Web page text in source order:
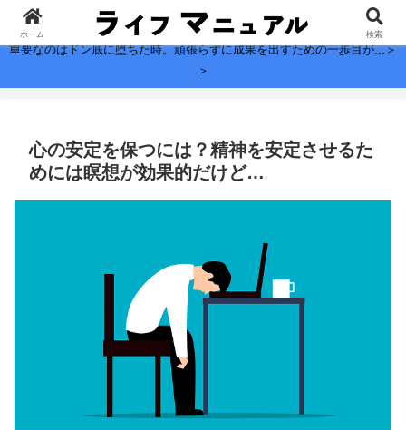
子どもに残したい、お金よりも大切なこと。
重要なのはドン底に堕ちた時。頑張らずに成果を出すための一歩目が...＞
＞
心の安定を保つには？精神を安定させるた
めには瞑想が効果的だけど…
ホーム 検索